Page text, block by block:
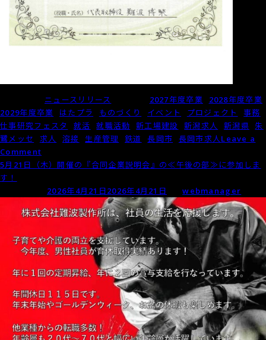
ニュースリリース 2027年度卒業 2028年度卒業
2029年度卒業
はたプラ ものづくり イベント プロジェクト ,事務
仕事研究フェスタ
,就活 ,就職活動 ,新工場建設 ,新潟求人 新潟県 ,朱
鷺メッセ
求人 ,溶接 ,生産管理 ,鉄道 ,長岡市 長岡市求人Leave a
Comment
『な
お
働
方
プ
ラ
ス
応
援
プ
ロ
5月21日（木）開催の『合同企業説明会』の≪午後の部≫に参加しま
す！
2026年4月21日2026年4月21日 bywebmanager